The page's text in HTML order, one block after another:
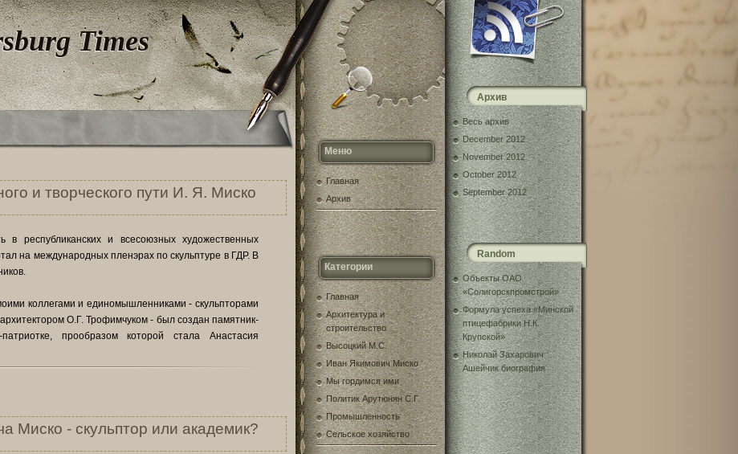
Times
и творческого пути И. Я. Миско
республиканских и всесоюзных художественных
на международных пленэрах по скульптуре в ГДР. В
коллегами и единомышленниками - скульпторами
О.Г. Трофимчуком - был создан памятник-
прообразом которой стала Анастасия
Миско - скульптор или академик?
Меню
Главная
Архив
Категории
Главная
Архитектура и
строительство
Высоцкий М.С.
Иван Якимович Миско
Мы гордимся ими
Политик Арутюнян С.Г.
Промышленность
Сельское хозяйство
Архив
Весь архив
December 2012
November 2012
October 2012
September 2012
Random
Объекты ОАО
«Солигорскпромстрой»
Формула успеха «Минской
птицефабрики Н.К.
Крупской»
Николай Захарович
Ашейчик биография